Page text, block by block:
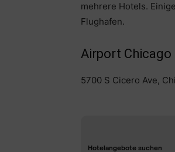
mehrere Hotels.
Flughafen.
Airport Chicago
5700 S Cicero Ave,